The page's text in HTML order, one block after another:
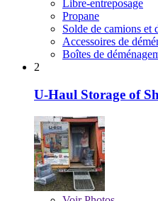
Libre-entreposage
Propane
Solde de camions et
Accessoires de
Boîtes de
2
U-Haul Storage of